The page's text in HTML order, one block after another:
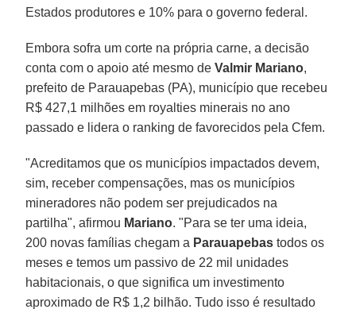
Estados produtores e 10% para o governo federal.
Embora sofra um corte na própria carne, a decisão
conta com o apoio até mesmo deValmir Mariano,
prefeito de Parauapebas (PA), município que recebeu
R$ 427,1 milhões em royalties minerais no ano
passado e lidera o ranking de favorecidos pela Cfem.
"Acreditamos que os municípios impactados devem,
sim, receber compensações, mas os municípios
mineradores não podem ser prejudicados na
partilha", afirmou Mariano. "Para se ter uma ideia,
200 novas famílias chegam a Parauapebas todos os
meses e temos um passivo de 22 mil unidades
habitacionais, o que significa um investimento
aproximado de R$ 1,2 bilhão. Tudo isso é resultado